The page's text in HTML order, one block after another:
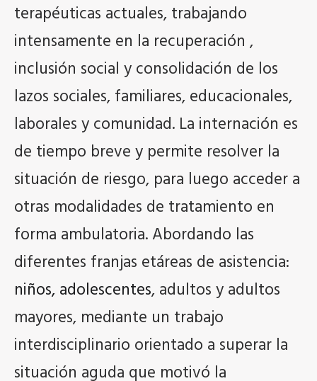
terapéuticas actuales, trabajando
intensamente en la recuperación ,
inclusión social y consolidación de los
lazos sociales, familiares, educacionales,
laborales y comunidad. La internación es
de tiempo breve y permite resolver la
situación de riesgo, para luego acceder a
otras modalidades de tratamiento en
forma ambulatoria. Abordando las
diferentes franjas etáreas de asistencia:
niños, adolescentes, adultos y adultos
mayores, mediante un trabajo
interdisciplinario orientado a superar la
situación aguda que motivó la